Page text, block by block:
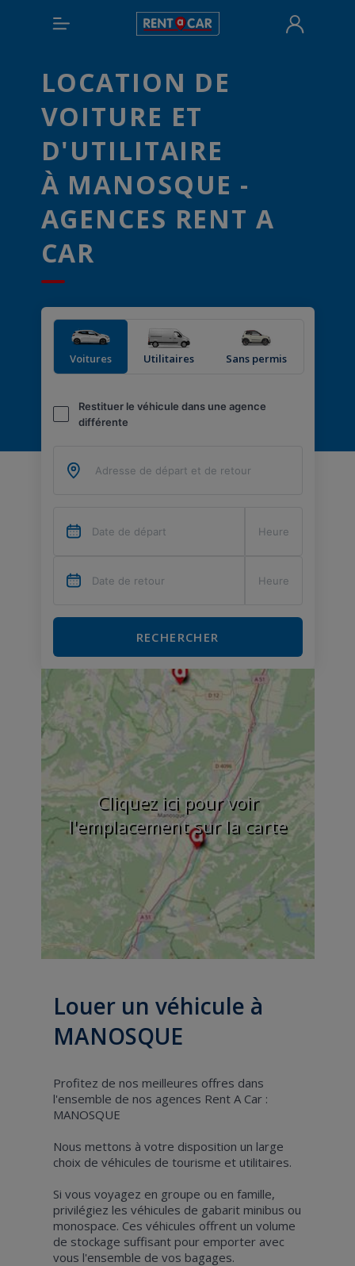
LOCATION DE
VOITURE ET
D'UTILITAIRE
À MANOSQUE -
AGENCES RENT A
CAR
Voitures Utilitaires Sans permis
Restituer le véhicule dans une agence
différente
RECHERCHER
Cliquez ici pour voir
l'emplacement sur la carte
Louer un véhicule à
MANOSQUE
Profitez de nos meilleures offres dans
l'ensemble de nos agences Rent A Car :
MANOSQUE
Nous mettons à votre disposition un large
choix de véhicules de tourisme et utilitaires.
Si vous voyagez en groupe ou en famille,
privilégiez les véhicules de gabarit minibus ou
monospace. Ces véhicules offrent un volume
de stockage suffisant pour emporter avec
vous l'ensemble de vos bagages.